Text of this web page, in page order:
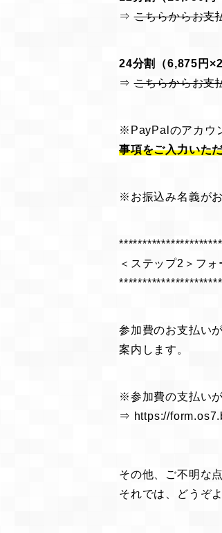
⇒こちらからお支
24分割（6,875円
⇒こちらからお支
※PayPalのアカウ
事項をご入力いた
※お振込み名義が
＜ステップ2＞フ
参加費のお支払い
案内します。
※参加費の支払い
⇒ https://
その他、ご不明な
それでは、どうぞ